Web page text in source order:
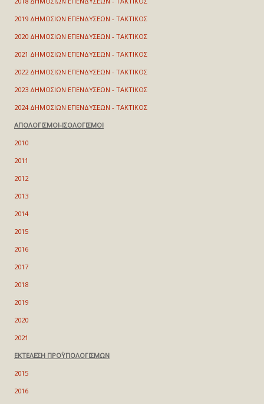
2019 ΔΗΜΟΣΙΩΝ ΕΠΕΝΔΥΣΕΩΝ - ΤΑΚΤΙΚΟΣ
2020 ΔΗΜΟΣΙΩΝ ΕΠΕΝΔΥΣΕΩΝ - ΤΑΚΤΙΚΟΣ
2021 ΔΗΜΟΣΙΩΝ ΕΠΕΝΔΥΣΕΩΝ - ΤΑΚΤΙΚΟΣ
2022 ΔΗΜΟΣΙΩΝ ΕΠΕΝΔΥΣΕΩΝ - ΤΑΚΤΙΚΟΣ
2023 ΔΗΜΟΣΙΩΝ ΕΠΕΝΔΥΣΕΩΝ - ΤΑΚΤΙΚΟΣ
2024 ΔΗΜΟΣΙΩΝ ΕΠΕΝΔΥΣΕΩΝ - ΤΑΚΤΙΚΟΣ
ΑΠΟΛΟΓΙΣΜΟΙ-ΙΣΟΛΟΓΙΣΜΟΙ
2010
2011
2012
2013
2014
2015
2016
2017
2018
2019
2020
2021
ΕΚΤΕΛΕΣΗ ΠΡΟΫΠΟΛΟΓΙΣΜΩΝ
2015
2016